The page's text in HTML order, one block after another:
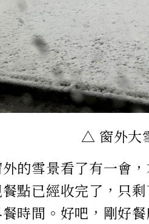
△ 窗外大
的雪景看了有一會
點已經收完了，只
時間。好吧，剛好